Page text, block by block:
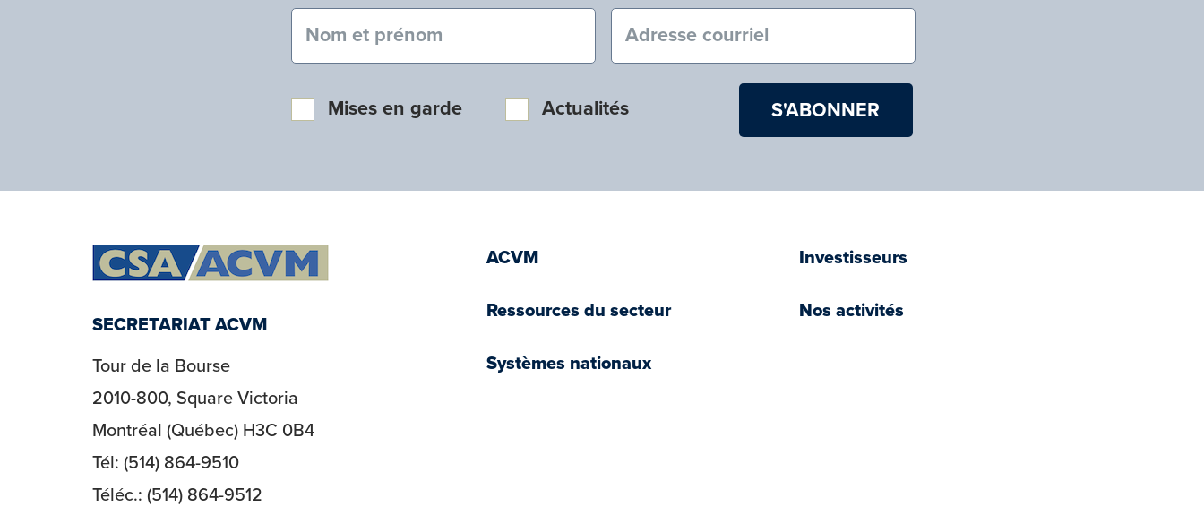
Nom et prénom (obligatoire) Courriel (obligatoire)
Mises en garde Actualités
SECRETARIAT ACVM
Tour de la Bourse
2010-800, Square Victoria
Montréal (Québec) H3C 0B4
Tél: (514) 864-9510
Téléc.: (514) 864-9512
ACVM Investisseurs
Ressources du secteur Nos activités
Systèmes nationaux